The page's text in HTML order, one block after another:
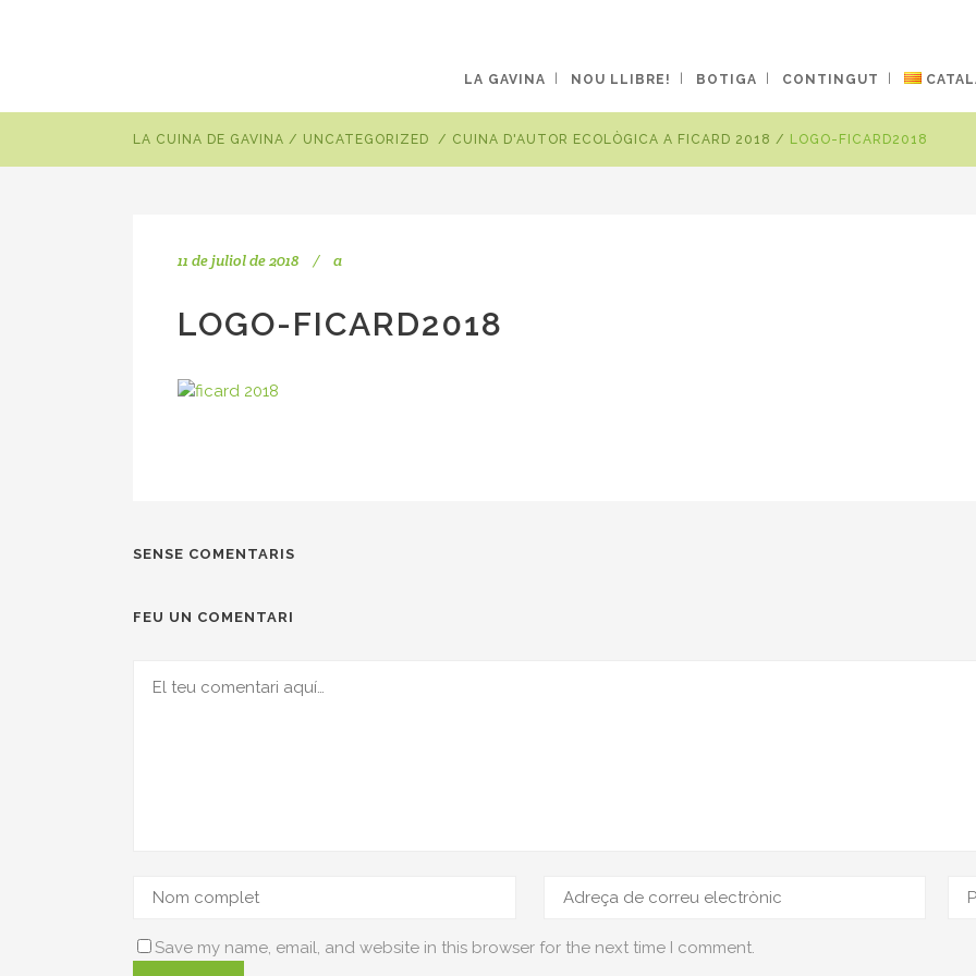
LA GAVINA NOU LLIBRE! BOTIGA CONTINGUT
LA CUINA DE GAVINA / UNCATEGORIZED / CUINA D'AUTOR ECOLÒGICA A FICARD 2018 / LOGO-FICARD2018
11 de juliol de 2018 a
LOGO-FICARD2018
SENSE COMENTARIS
FEU UN COMENTARI
Save my name, email, and website in this browser for the next time I comment.